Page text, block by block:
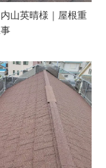
山英晴様｜屋根重